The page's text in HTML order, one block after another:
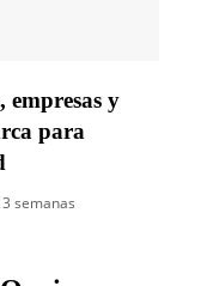
empresas y
para
semanas